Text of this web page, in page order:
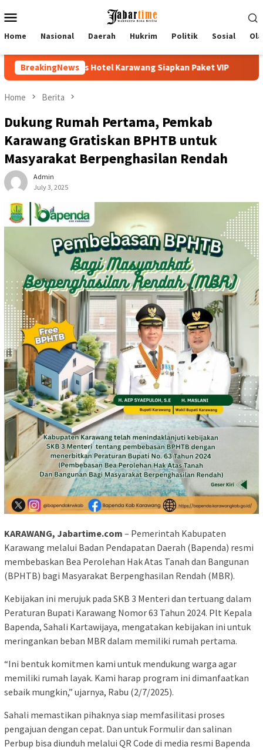
to
Menu
Home Nasional Daerah Hukrim Politik Sosial
BreakingNews
Siapkan Paket VIP Buka PKKMB 2026, Rektor
Home Berita
Dukung Rumah Pertama, Pemkab
Karawang Gratiskan BPHTB untuk
Masyarakat Berpenghasilan Rendah
Admin
July 3, 2025
KARAWANG, Jabartime.com – Pemerintah Kabupaten
Karawang melalui Badan Pendapatan Daerah (Bapenda) resmi
membebaskan Bea Perolehan Hak Atas Tanah dan Bangunan
(BPHTB) bagi Masyarakat Berpenghasilan Rendah (MBR).
Kebijakan ini merujuk pada SKB 3 Menteri dan tertuang dalam
Peraturan Bupati Karawang Nomor 63 Tahun 2024. Plt Kepala
Bapenda, Sahali Kartawijaya, mengatakan kebijakan ini untuk
meringankan beban MBR dalam memiliki rumah pertama.
“Ini bentuk komitmen kami untuk mendukung warga agar
memiliki rumah layak. Kami harap program ini dimanfaatkan
sebaik mungkin,” ujarnya, Rabu (2/7/2025).
Sahali memastikan pihaknya siap memfasilitasi proses
pengajuan dengan cepat. Dan untuk Formulir dan salinan
Perbup bisa diunduh melalui QR Code di media resmi Bapenda